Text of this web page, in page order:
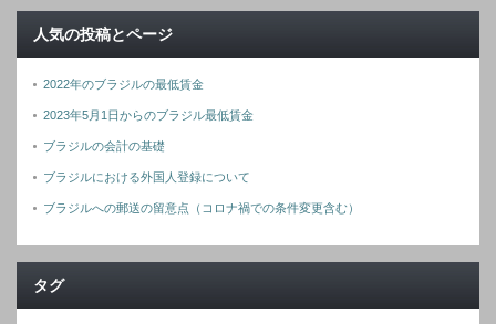
人気の投稿とページ
2022年のブラジルの最低賃金
2023年5月1日からのブラジル最低賃金
ブラジルの会計の基礎
ブラジルにおける外国人登録について
ブラジルへの郵送の留意点（コロナ禍での条件変更含む）
タグ